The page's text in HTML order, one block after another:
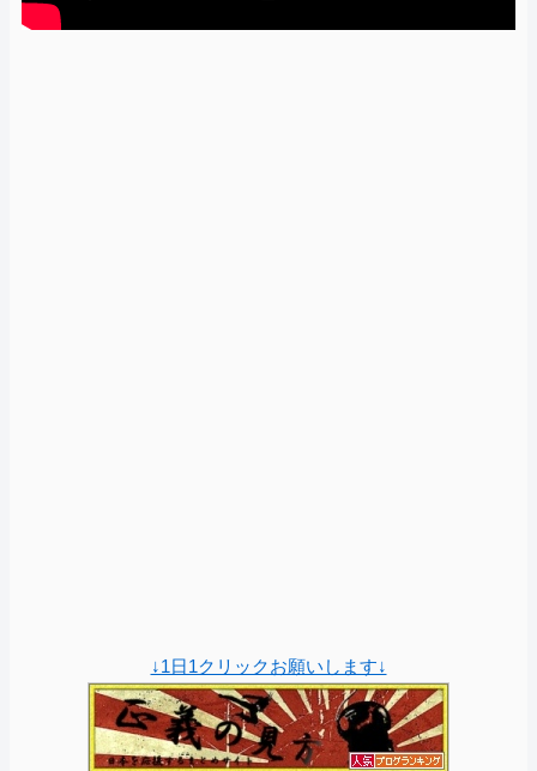
↓1日1クリックお願いします↓